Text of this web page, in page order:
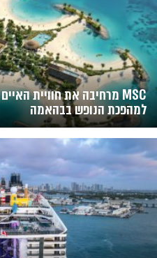
למהפכת הנופש בבהאמה